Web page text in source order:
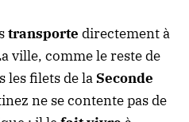
transporte directement à
ville, comme le reste de
les filets de laSeconde
ne se contente pas de